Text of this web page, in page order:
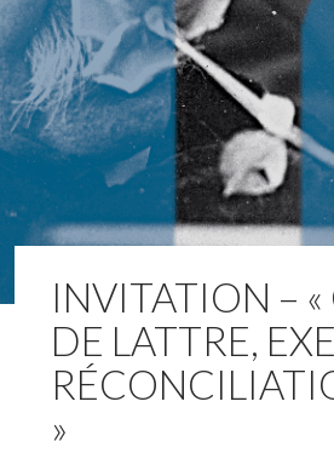
INVITATION –
DE LATTRE,
»